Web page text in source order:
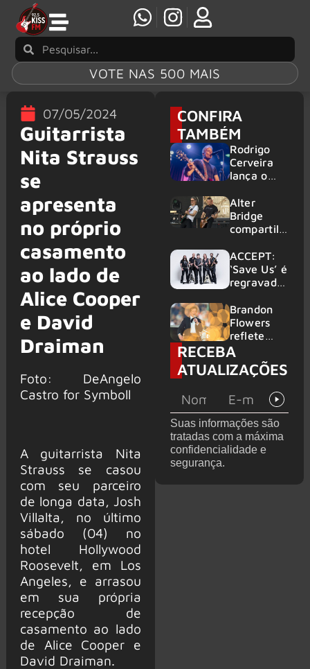
VOTE NAS 500 MAIS
07/05/2024
Guitarrista
Nita Strauss
se
apresenta
no próprio
casamento
ao lado de
Alice Cooper
e David
Draiman
Foto: DeAngelo
Castro for Symboll
A guitarrista Nita
Strauss se casou
com seu parceiro
de longa data, Josh
Villalta, no último
sábado (04) no
hotel Hollywood
Roosevelt, em Los
Angeles, e arrasou
em sua própria
recepção de
casamento ao lado
de Alice Cooper e
David Draiman.
CONFIRA
TAMBÉM
Rodrigo
Cerveira
lança o
Searcher”
Alter
Bridge
compartilh
vivo de
“Fortress”
gravada
am Ring
2026
ACCEPT:
‘Save Us’ é
regravada
membros
do GHOST
e KORN
Brandon
Flowers
reflete
sobre o
futuro e
levanta
de de
deixar os
palcos
RECEBA
ATUALIZAÇÕES
Suas informações são
tratadas com a máxima
confidencialidade e
segurança.